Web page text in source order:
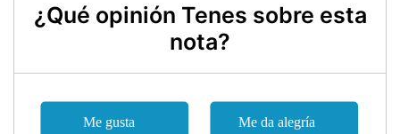
¿Qué opinión Tenes sobre esta
nota?